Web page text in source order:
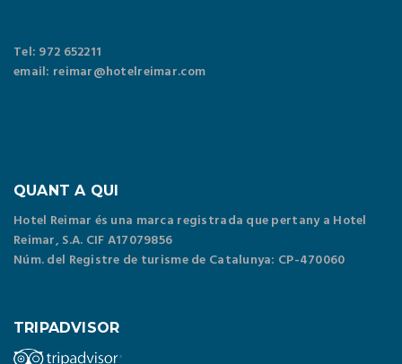
Tel: 972 652211
email: reimar@hotelreimar.com
QUANT A QUI
Hotel Reimar és una marca registrada que pertany a Hotel
Reimar, S.A. CIF A17079856
Núm. del Registre de turisme de Catalunya: CP-470060
TRIPADVISOR